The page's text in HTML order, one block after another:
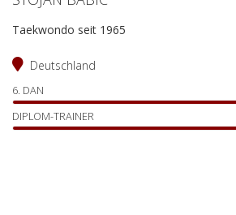
Taekwondo seit 1965
Deutschland
6. DAN
DIPLOM-TRAINER